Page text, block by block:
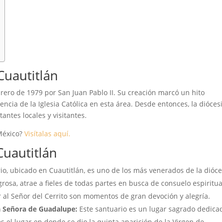
de 1979 por San Juan Pablo II. Su creación marcó un hito
de la Iglesia Católica en esta área. Desde entonces, la
locales y visitantes.
Visítalas aquí.
ubicado en Cuautitlán, es uno de los más venerados de la
atrae a fieles de todas partes en busca de consuelo
Señor del Cerrito son momentos de gran devoción y alegría.
de Guadalupe: Este santuario es un lugar sagrado